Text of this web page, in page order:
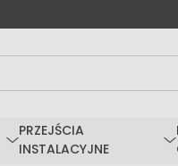
PRZEJŚCIA
INSTALACYJNE